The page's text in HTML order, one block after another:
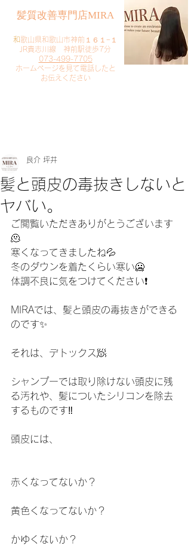
​髪質改善専門店MIRA
​和歌山県和歌山市神前１６１−１
JR貴志川線 神前駅徒歩7分
073-499-7705
​ホームページを見て電話したと
お伝えください
髪と頭皮の毒抜きしないと
ヤバい。
良介 坪井
ご閲覧いただきありがとうございます
🫠
寒くなってきましたね💦
冬のダウンを着たくらい寒い🥶
体調不良に気をつけてください❗️
MIRAでは、髪と頭皮の毒抜きができる
のです✨
それは、デトックス🧖
シャンプーでは取り除けない頭皮に残
る汚れや、髪についたシリコンを除去
するものです‼️
頭皮には、
赤くなってないか？
黄色くなってないか？
かゆくないか？